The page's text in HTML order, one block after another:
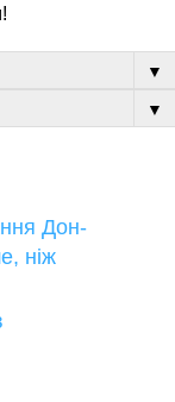
▼
▼
Дон-
ніж